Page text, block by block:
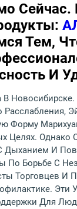
Сейчас.
Тем,
И
Форму
Целях.
И
Борьбе С
Торговцев И
Для